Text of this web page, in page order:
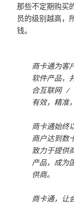
那些不定期购买
员的级别越高，
钱。
商卡通为客
软件产品，
合互联网 /
有效，精准
商卡通始终
商户达到数
致力于提供
产品，成为
供商。
商卡通，让